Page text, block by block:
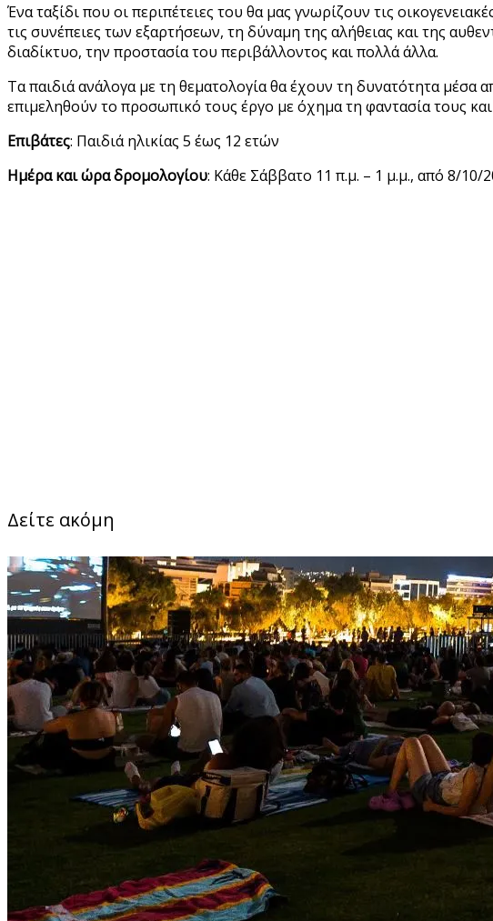
Ένα ταξίδι που οι περιπέτειες του θα μας γνωρίζουν τις
τις συνέπειες των εξαρτήσεων, τη δύναμη της αλήθειας και της
διαδίκτυο, την προστασία του περιβάλλοντος και πολλά άλλα.
Τα παιδιά ανάλογα με τη θεματολογία θα έχουν τη δυνατότητα
επιμεληθούν το προσωπικό τους έργο με όχημα τη φαντασία τους
Επιβάτες: Παιδιά ηλικίας 5 έως 12 ετών
Ημέρα και ώρα δρομολογίου: Κάθε Σάββατο 11 π.μ. – 1 μ.μ., από 8/10/
Δείτε ακόμη